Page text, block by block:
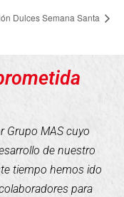
Dulces Semana Santa
Grupo MAS cuyo
de nuestro
tiempo hemos ido
para